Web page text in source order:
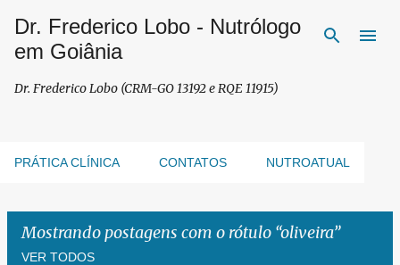
Pular para o conteúdo principal
Dr. Frederico Lobo - Nutrólogo
em Goiânia
Dr. Frederico Lobo (CRM-GO 13192 e RQE 11915)
PRÁTICA CLÍNICA CONTATOS NUTROATUAL
Mostrando postagens com o rótulo oliveira
VER TODOS